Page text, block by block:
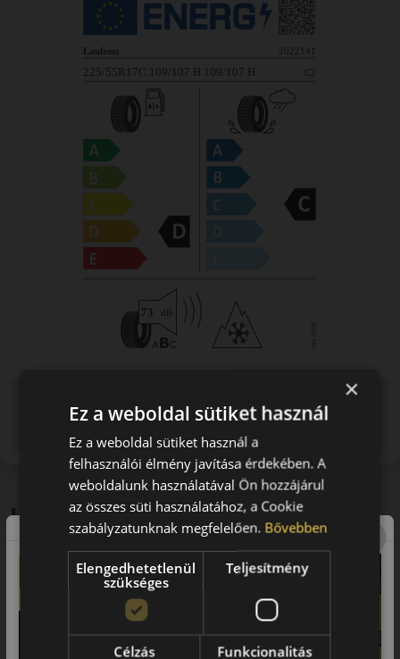
jellegűek. Előfordulhat, hogy még a korábbi EU-s címkével
ellátott abroncs kerül kiszállításra.
Hasonló termékek
Celsius Cargo
225/55R17C (109/107) H
×
Ez a weboldal sütiket használ
Ez a weboldal sütiket használ a
felhasználói élmény javítása érdekében. A
weboldalunk használatával Ön hozzájárul
az összes süti használatához, a Cookie
szabályzatunknak megfelelően. Bővebben
Elengedhetetlenül
szükséges
Teljesítmény
Célzás Funkcionalitás